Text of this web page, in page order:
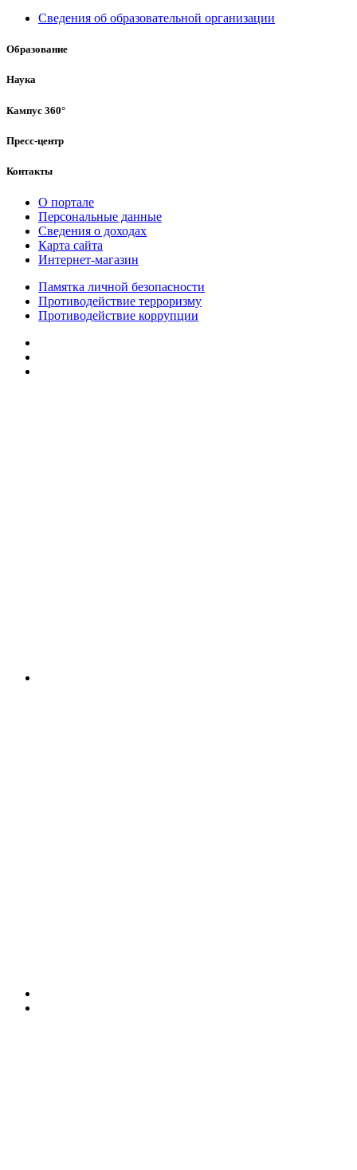
Сведения об образовательной организации
Образование
Наука
Кампус 360°
Пресс-центр
Контакты
О портале
Персональные данные
Сведения о доходах
Карта сайта
Интернет-магазин
Памятка личной безопасности
Противодействие терроризму
Противодействие коррупции